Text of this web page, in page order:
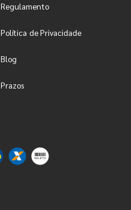
Regulamento
Política de Privacidade
Blog
Prazos